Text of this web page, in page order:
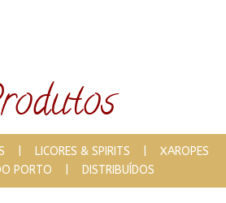
LICORES & SPIRITS
XAROPES
PORTO DISTRIBUÍDOS